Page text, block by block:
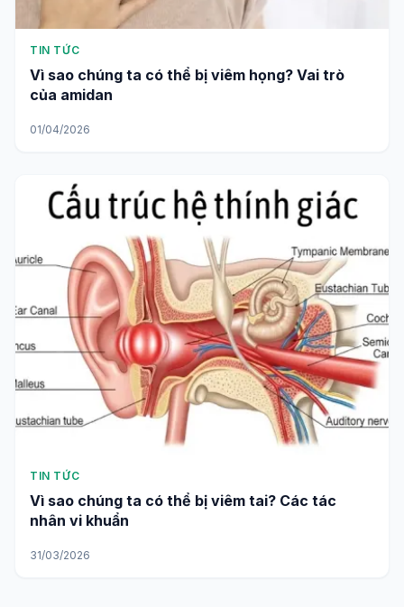
TIN TỨC
Vì sao chúng ta có thể bị viêm họng? Vai trò
của amidan
01/04/2026
TIN TỨC
Vì sao chúng ta có thể bị viêm tai? Các tác
nhân vi khuẩn
31/03/2026